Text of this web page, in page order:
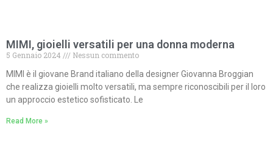
MIMI, gioielli versatili per una donna moderna
5 Gennaio 2024
Nessun commento
MIMI è il giovane Brand italiano della designer Giovanna Broggian
che realizza gioielli molto versatili, ma sempre riconoscibili per il loro
un approccio estetico sofisticato. Le
Read More »